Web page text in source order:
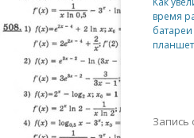
время
Запись